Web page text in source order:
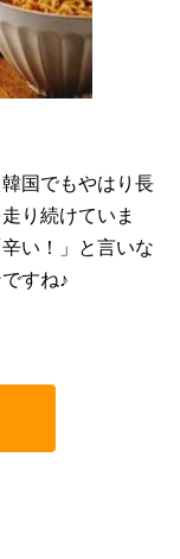
国でもやはり長
り続けていま
い！」と言いな
すね♪